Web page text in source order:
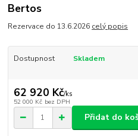
Bertos
Rezervace do 13.6.2026 celý popis
Dostupnost Skladem
62 920 Kč/ks
52 000 Kč bez DPH
Přidat do